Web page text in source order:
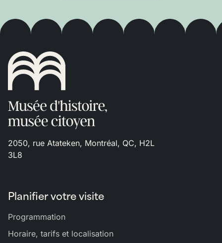
2050, rue Atateken, Montréal, QC, H2L
3L8
Planifier votre visite
Programmation
Horaire, tarifs et localisation